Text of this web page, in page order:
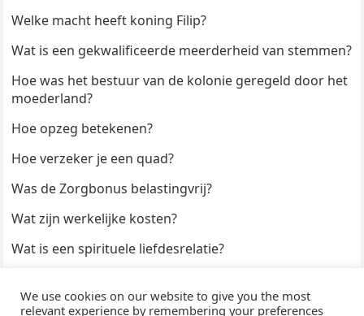
Welke macht heeft koning Filip?
Wat is een gekwalificeerde meerderheid van stemmen?
Hoe was het bestuur van de kolonie geregeld door het
moederland?
Hoe opzeg betekenen?
Hoe verzeker je een quad?
Was de Zorgbonus belastingvrij?
Wat zijn werkelijke kosten?
Wat is een spirituele liefdesrelatie?
Hoe duur zijn Keukendeurtjes?
We use cookies on our website to give you the most
relevant experience by remembering your preferences